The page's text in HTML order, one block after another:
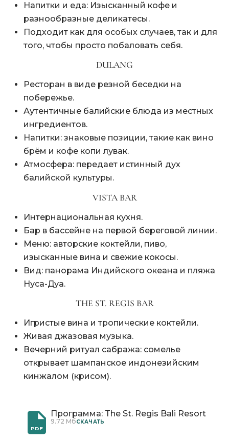
Напитки и еда: Изысканный кофе и
разнообразные деликатесы.
Подходит как для особых случаев, так и для
того, чтобы просто побаловать себя.
DULANG
Ресторан в виде резной беседки на
побережье.
Аутентичные балийские блюда из местных
ингредиентов.
Напитки: знаковые позиции, такие как вино
брём и кофе копи лувак.
Атмосфера: передает истинный дух
балийской культуры.
VISTA BAR
Интернациональная кухня.
Бар в бассейне на первой береговой линии.
Меню: авторские коктейли, пиво,
изысканные вина и свежие кокосы.
Вид: панорама Индийского океана и пляжа
Нуса-Дуа.
THE ST. REGIS BAR
Игристые вина и тропические коктейли.
Живая джазовая музыка.
Вечерний ритуал сабража: сомелье
открывает шампанское индонезийским
кинжалом (крисом).
PDF
Программа: The St. Regis Bali Resort
9.72 МбCКАЧАТЬ